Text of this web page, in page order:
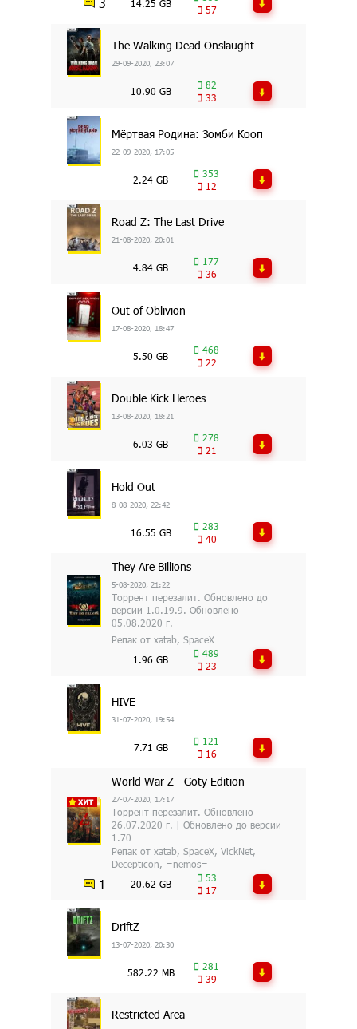
14.25 GB
57
The Walking Dead Onslaught
29-09-2020, 23:07
10.90 GB
82
33
Мёртвая Родина: Зомби Кооп
22-09-2020, 17:05
2.24 GB
353
12
Road Z: The Last Drive
21-08-2020, 20:01
4.84 GB
177
36
Out of Oblivion
17-08-2020, 18:47
5.50 GB
468
22
Double Kick Heroes
13-08-2020, 18:21
6.03 GB
278
21
Hold Out
8-08-2020, 22:42
16.55 GB
283
40
They Are Billions
5-08-2020, 21:22
Торрент перезалит. Обновлено до
версии 1.0.19.9. Обновлено
05.08.2020 г.
Репак от xatab, SpaceX
1.96 GB
489
23
HIVE
31-07-2020, 19:54
7.71 GB
121
16
World War Z - Goty Edition
27-07-2020, 17:17
Торрент перезалит. Обновлено
26.07.2020 г. | Обновлено до версии
1.70
Репак от xatab, SpaceX, VickNet,
Decepticon, =nemos=
1 20.62 GB
53
17
DriftZ
13-07-2020, 20:30
582.22 MB
281
39
Restricted Area